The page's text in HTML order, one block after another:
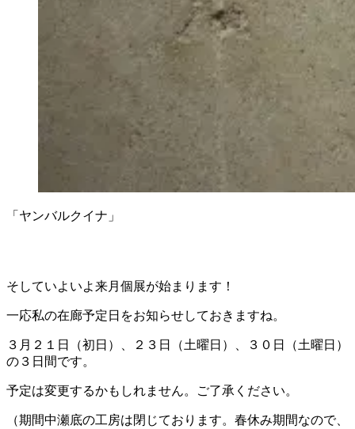
「ヤンバルクイナ」
そしていよいよ来月個展が始まります！
一応私の在廊予定日をお知らせしておきますね。
３月２１日（初日）、２３日（土曜日）、３０日（土曜日）
の３日間です。
予定は変更するかもしれません。ご了承ください。
（期間中瀬底の工房は閉じております。春休み期間なので、